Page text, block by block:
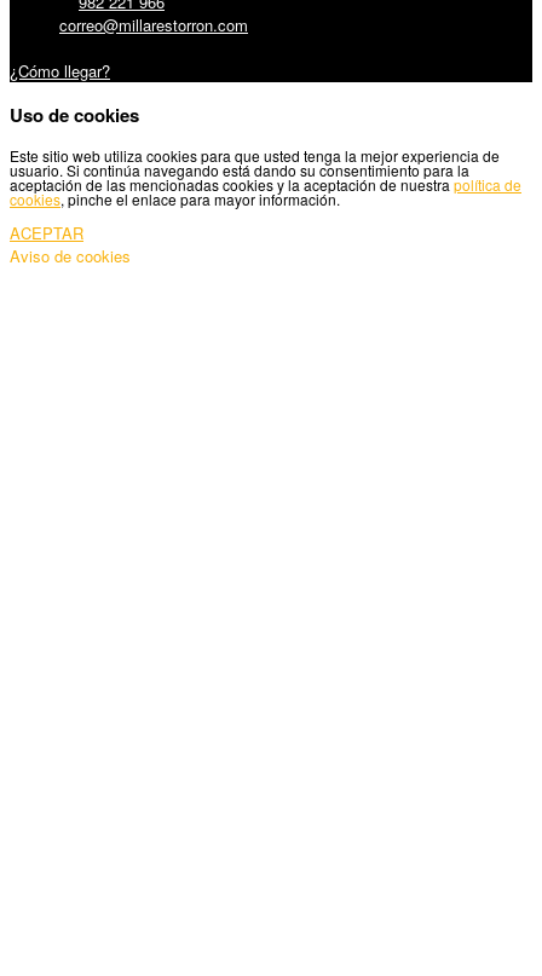
correo@millarestorron.com
¿Cómo llegar?
Uso de cookies
Este sitio web utiliza cookies para que usted tenga la mejor experiencia de
usuario. Si continúa navegando está dando su consentimiento para la
aceptación de las mencionadas cookies y la aceptación de nuestra política de
cookies, pinche el enlace para mayor información.
ACEPTAR
Aviso de cookies